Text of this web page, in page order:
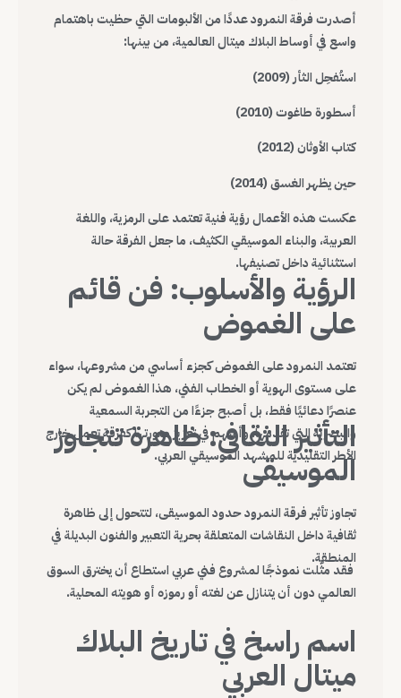
أصدرت فرقة النمرود عددًا من الألبومات التي حظيت باهتمام
واسع في أوساط البلاك ميتال العالمية، من بينها:
استُفحِل الثأر (2009)
أسطورة طاغوت (2010)
كتاب الأوثان (2012)
حين يظهر الغسق (2014)
عكست هذه الأعمال رؤية فنية تعتمد على الرمزية، واللغة
العربية، والبناء الموسيقي الكثيف، ما جعل الفرقة حالة
استثنائية داخل تصنيفها.
الرؤية والأسلوب: فن قائم
على الغموض
تعتمد النمرود على الغموض كجزء أساسي من مشروعها، سواء
على مستوى الهوية أو الخطاب الفني، هذا الغموض لم يكن
عنصرًا دعائيًا فقط، بل أصبح جزءًا من التجربة السمعية
والبصرية التي تقدمها، وأسهم في تعزيز صورتها كفرقة تعمل خارج
الأطر التقليدية للمشهد الموسيقي العربي.
التأثير الثقافي: ظاهرة تتجاوز
الموسيقى
تجاوز تأثير فرقة النمرود حدود الموسيقى، لتتحول إلى ظاهرة
ثقافية داخل النقاشات المتعلقة بحرية التعبير والفنون البديلة في
المنطقة.
فقد مثّلت نموذجًا لمشروع فني عربي استطاع أن يخترق السوق
العالمي دون أن يتنازل عن لغته أو رموزه أو هويته المحلية.
اسم راسخ في تاريخ البلاك
ميتال العربي